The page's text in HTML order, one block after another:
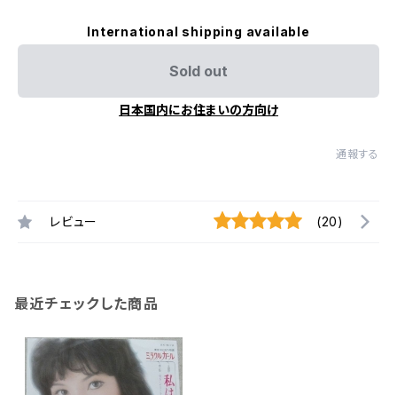
International shipping available
Sold out
日本国内にお住まいの方向け
通報する
レビュー (20)
最近チェックした商品